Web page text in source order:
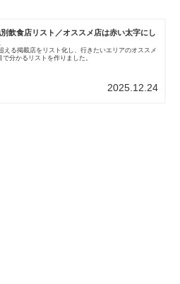
飲食店リスト／オススメ店は赤い太字にし
える掲載店をリスト化し、行きたいエリアのオススメ
で分かるリストを作りました。
2025.12.24